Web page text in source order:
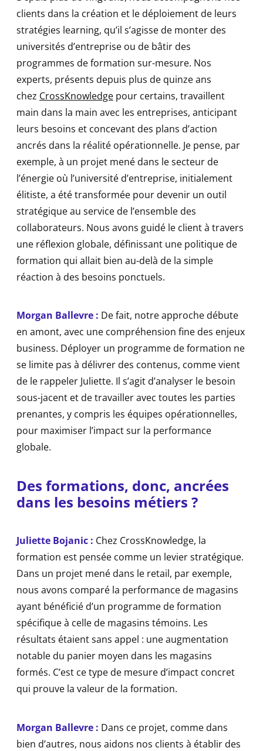
clients dans la création et le déploiement de leurs
stratégies learning, qu’il s’agisse de monter des
universités d’entreprise ou de bâtir des
programmes de formation sur-mesure. Nos
experts, présents depuis plus de quinze ans
chez CrossKnowledge pour certains, travaillent
main dans la main avec les entreprises, anticipant
leurs besoins et concevant des plans d’action
ancrés dans la réalité opérationnelle. Je pense, par
exemple, à un projet mené dans le secteur de
l’énergie où l’université d’entreprise, initialement
élitiste, a été transformée pour devenir un outil
stratégique au service de l’ensemble des
collaborateurs. Nous avons guidé le client à travers
une réflexion globale, définissant une politique de
formation qui allait bien au-delà de la simple
réaction à des besoins ponctuels.
Morgan Ballevre : De fait, notre approche débute
en amont, avec une compréhension fine des enjeux
business. Déployer un programme de formation ne
se limite pas à délivrer des contenus, comme vient
de le rappeler Juliette. Il s’agit d’analyser le besoin
sous-jacent et de travailler avec toutes les parties
prenantes, y compris les équipes opérationnelles,
pour maximiser l’impact sur la performance
globale.
Des formations, donc, ancrées
dans les besoins métiers ?
Juliette Bojanic : Chez CrossKnowledge, la
formation est pensée comme un levier stratégique.
Dans un projet mené dans le retail, par exemple,
nous avons comparé la performance de magasins
ayant bénéficié d’un programme de formation
spécifique à celle de magasins témoins. Les
résultats étaient sans appel : une augmentation
notable du panier moyen dans les magasins
formés. C’est ce type de mesure d’impact concret
qui prouve la valeur de la formation.
Morgan Ballevre : Dans ce projet, comme dans
bien d’autres, nous aidons nos clients à établir des